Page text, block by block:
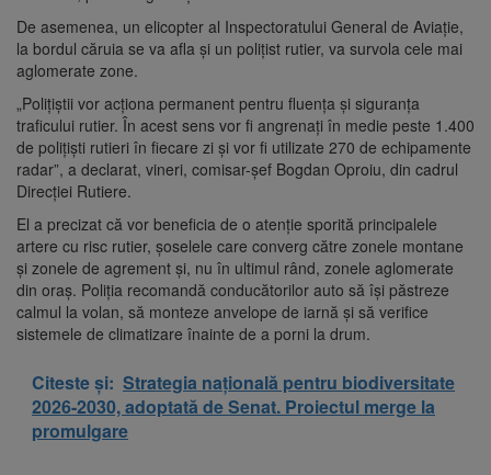
De asemenea, un elicopter al Inspectoratului General de Aviaţie,
la bordul căruia se va afla şi un poliţist rutier, va survola cele mai
aglomerate zone.
„Poliţiştii vor acţiona permanent pentru fluenţa şi siguranţa
traficului rutier. În acest sens vor fi angrenaţi în medie peste 1.400
de poliţişti rutieri în fiecare zi şi vor fi utilizate 270 de echipamente
radar”, a declarat, vineri, comisar-şef Bogdan Oproiu, din cadrul
Direcţiei Rutiere.
El a precizat că vor beneficia de o atenţie sporită principalele
artere cu risc rutier, şoselele care converg către zonele montane
şi zonele de agrement şi, nu în ultimul rând, zonele aglomerate
din oraş. Poliţia recomandă conducătorilor auto să îşi păstreze
calmul la volan, să monteze anvelope de iarnă şi să verifice
sistemele de climatizare înainte de a porni la drum.
Citeste și: Strategia națională pentru biodiversitate
2026-2030, adoptată de Senat. Proiectul merge la
promulgare